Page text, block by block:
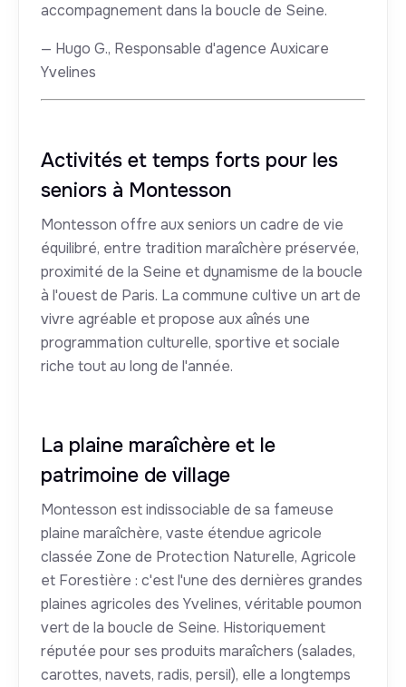
accompagnement dans la boucle de Seine.
— Hugo G., Responsable d'agence Auxicare
Yvelines
Activités et temps forts pour les
seniors à Montesson
Montesson offre aux seniors un cadre de vie
équilibré, entre tradition maraîchère préservée,
proximité de la Seine et dynamisme de la boucle
à l'ouest de Paris. La commune cultive un art de
vivre agréable et propose aux aînés une
programmation culturelle, sportive et sociale
riche tout au long de l'année.
La plaine maraîchère et le
patrimoine de village
Montesson est indissociable de sa fameuse
plaine maraîchère, vaste étendue agricole
classée Zone de Protection Naturelle, Agricole
et Forestière : c'est l'une des dernières grandes
plaines agricoles des Yvelines, véritable poumon
vert de la boucle de Seine. Historiquement
réputée pour ses produits maraîchers (salades,
carottes, navets, radis, persil), elle a longtemps